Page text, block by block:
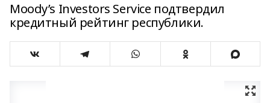
Moody’s Investors Service подтвердил
кредитный рейтинг республики.